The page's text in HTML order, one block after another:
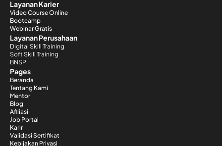
Layanan Karier
Video Course Online
Bootcamp
Webinar Gratis
Layanan Perusahaan
Digital Skill Training
Soft Skill Training
BNSP
Pages
Beranda
Tentang Kami
Mentor
Blog
Afiliasi
Job Portal
Karir
Validasi Sertifikat
Kebijakan Privasi